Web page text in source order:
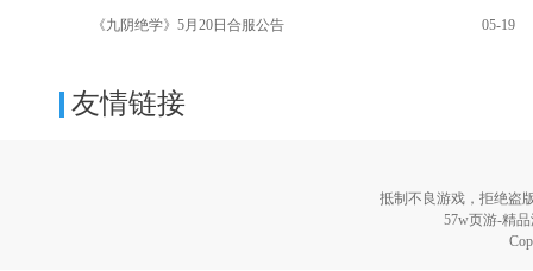
《九阴绝学》5月20日合服公告 05-19
友情链接
抵制不良游戏，拒绝盗
57w页游-精